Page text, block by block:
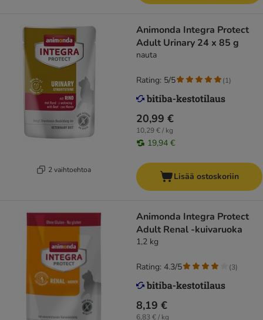
2 vaihtoehtoa
Animonda Integra Protect
Adult Urinary 24 x 85 g
nauta
20,99 €
10,29 € / kg
19,94 €
Rating: 5/5 (1)
Lisää ostoskoriin
Animonda Integra Protect
Adult Renal -kuivaruoka
1,2 kg
8,19 €
6,83 € / kg
Rating: 4.3/5 (3)